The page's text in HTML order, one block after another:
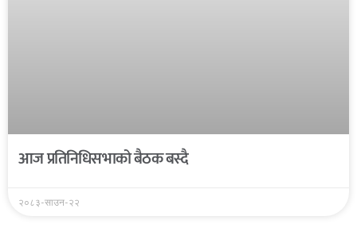
आज प्रतिनिधिसभाको बैठक बस्दै
२०८३-साउन-२२